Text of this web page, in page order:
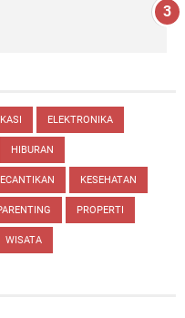
ELEKTRONIKA
HIBURAN
KESEHATAN
PROPERTI
WISATA